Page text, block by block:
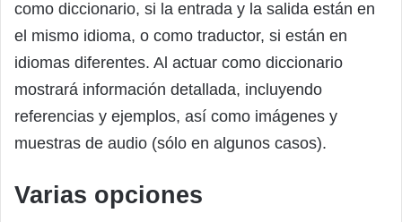
como diccionario, si la entrada y la salida están en
el mismo idioma, o como traductor, si están en
idiomas diferentes. Al actuar como diccionario
mostrará información detallada, incluyendo
referencias y ejemplos, así como imágenes y
muestras de audio (sólo en algunos casos).
Varias opciones